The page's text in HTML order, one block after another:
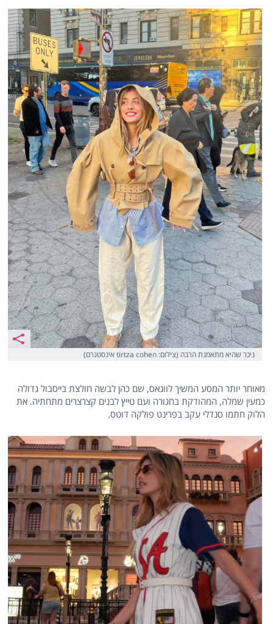
ניכר שהיא מתאמנת הרבה (צילום: tirtza cohen אינסטגרם)
מאוחר יותר המסע המשיך לווגאס, שם כהן לבשה חולצת בייסבול גדולה
כמעין שמלה, המהודקת בחגורה ועם טייץ לבנים קצרצרים מתחתיה. את
הלוק חתמו סנדלי עקב בפרינט פולקה דוטס.